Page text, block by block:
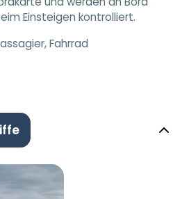
Einsteigen kontrolliert.
Fahrrad